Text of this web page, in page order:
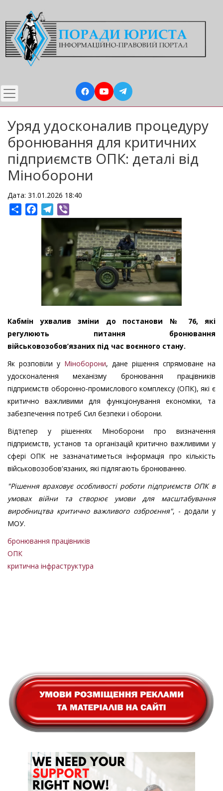
до
основного
вмісту
Уряд удосконалив процедуру
бронювання для критичних
підприємств ОПК: деталі від
Міноборони
Дата: 31.01.2026 18:40
ShareFacebookTelegram
Кабмін ухвалив зміни до постанови № 76, які
регулюють питання бронювання
військовозобов’язаних під час воєнного стану.
Як розповіли у Міноборони, дане рішення спрямоване на
удосконалення механізму бронювання працівників
підприємств оборонно-промислового комплексу (ОПК), які є
критично важливими для функціонування економіки, та
забезпечення потреб Сил безпеки і оборони.
Відтепер у рішеннях Міноборони про визначення
підприємств, установ та організацій критично важливими у
сфері ОПК не зазначатиметься інформація про кількість
військовозобов'язаних, які підлягають бронюванню.
"Рішення враховує особливості роботи підприємств ОПК в
умовах війни та створює умови для масштабування
виробництва критично важливого озброєння", - додали у
МОУ.
бронювання працівників
ОПК
критична інфраструктура